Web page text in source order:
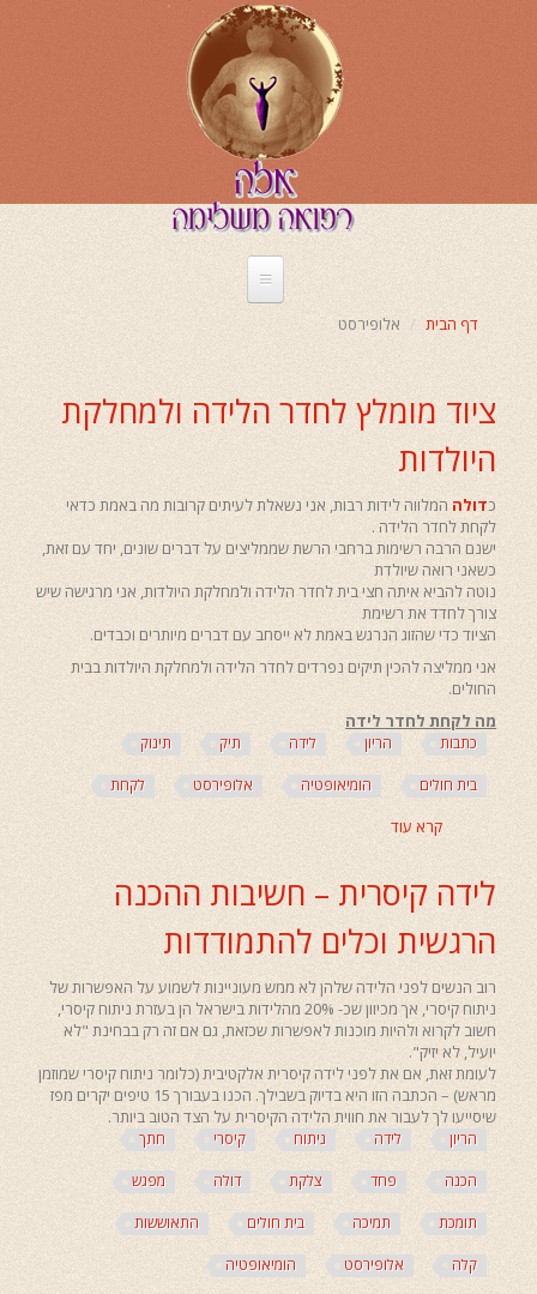
דף הבית אלופירסט
ציוד מומלץ לחדר הלידה ולמחלקת
היולדות
כדולה המלווה לידות רבות, אני נשאלת לעיתים קרובות מה באמת כדאי
לקחת לחדר הלידה .
ישנם הרבה רשימות ברחבי הרשת שממליצים על דברים שונים, יחד עם זאת,
כשאני רואה שיולדת
נוטה להביא איתה חצי בית לחדר הלידה ולמחלקת היולדות, אני מרגישה שיש
צורך לחדד את רשימת
הציוד כדי שהזוג הנרגש באמת לא ייסחב עם דברים מיותרים וכבדים.
אני ממליצה להכין תיקים נפרדים לחדר הלידה ולמחלקת היולדות בבית
החולים.
מה לקחת לחדר לידה
כתבות הריון לידה תיק תינוק
בית חולים הומיאופטיה אלופירסט לקחת
קרא עודאודות
ציוד
לחדר
הלידה
ולמחלקת
היולדות
לידה קיסרית – חשיבות ההכנה
הרגשית וכלים להתמודדות
רוב הנשים לפני הלידה שלהן לא ממש מעוניינות לשמוע על האפשרות של
ניתוח קיסרי, אך מכיוון שכ- 20% מהלידות בישראל הן בעזרת ניתוח קיסרי,
חשוב לקרוא ולהיות מוכנות לאפשרות שכזאת, גם אם זה רק בבחינת "לא
יועיל, לא יזיק".
לעומת זאת, אם את לפני לידה קיסרית אלקטיבית (כלומר ניתוח קיסרי שמוזמן
מראש) – הכתבה הזו היא בדיוק בשבילך. הכנו בעבורך 15 טיפים יקרים מפז
שיסייעו לך לעבור את חווית הלידה הקיסרית על הצד הטוב ביותר.
הריון לידה ניתוח קיסרי חתך
הכנה פחד צלקת דולה מפגש
תומכת תמיכה בית חולים התאוששות
קלה אלופירסט הומיאופטיה